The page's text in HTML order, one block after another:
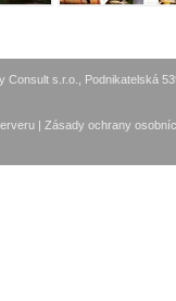
s.r.o., Podnikatelská
Zásady ochrany